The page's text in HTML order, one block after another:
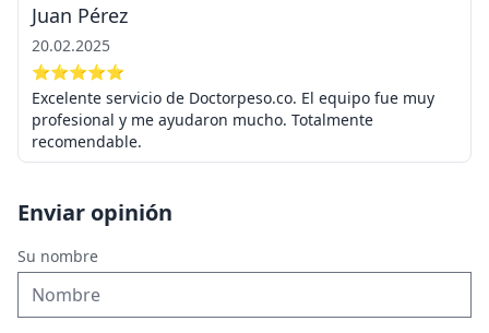
Juan Pérez
20.02.2025
⭐⭐⭐⭐⭐
Excelente servicio de Doctorpeso.co. El equipo fue muy
profesional y me ayudaron mucho. Totalmente
recomendable.
Enviar opinión
Su nombre